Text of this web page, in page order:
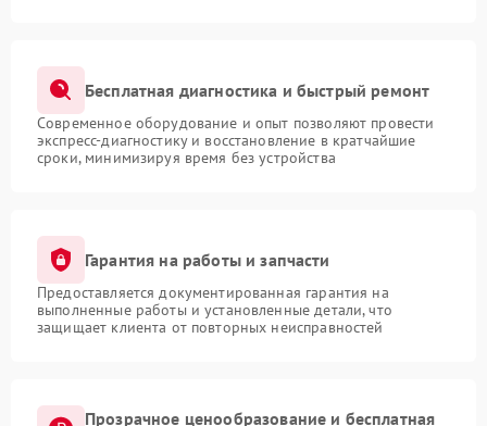
Бесплатная диагностика и быстрый ремонт
Современное оборудование и опыт позволяют провести
экспресс-диагностику и восстановление в кратчайшие
сроки, минимизируя время без устройства
Гарантия на работы и запчасти
Предоставляется документированная гарантия на
выполненные работы и установленные детали, что
защищает клиента от повторных неисправностей
Прозрачное ценообразование и бесплатная